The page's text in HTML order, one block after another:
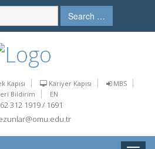
Search …
Kapısı Kariyer Kapısı
MBS
Bildirim
EN
312 1919 / 1691